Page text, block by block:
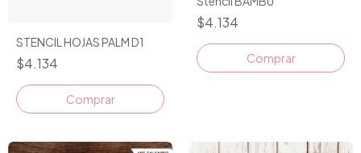
STENCIL HOJAS PALM D1
$4.134
$4.134